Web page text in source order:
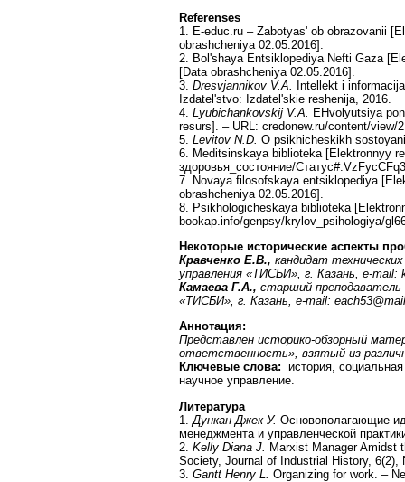
Referenses
1. E-educ.ru – Zabotyas' ob obrazovanii
obrashcheniya 02.05.2016].
2. Bol'shaya Entsiklopediya Nefti Gaza
[Data obrashcheniya 02.05.2016].
3. Dresvjannikov V.A.
Intellekt i
Izdatel'stvo: Izdatel'skie reshenija, 2016.
4. Lyubichankovskij V.А
EHvolyutsiya
resurs]. – URL: credonew.ru/content/view/
5. Levitov N.D. O psikhicheskikh
6. Meditsinskaya biblioteka [Elektronnyy
здоровья_состояние/
7. Novaya filosofskaya entsiklopediya
obrashcheniya 02.05.2016].
8. Psikhologicheskaya biblioteka
bookap.info/genpsy/krylov_psihologiya/
Некоторые исторические аспекты
Кравченко Е.В., кандидат
управления «ТИСБИ», г. Казань, e-mail:
Камаева Г.А., старший
«ТИСБИ», г. Казань, e-mail:
Аннотация:
Представлен историко-обзорный
ответственность», взятый из
Ключевые слова: история,
научное управление.
Литература
1. Дункан Джек У. Основополагающие
менеджмента и управленческой
2. Kelly Diana J.
Marxist Manager Amidst
Society, Journal of Industrial History,
3. Gantt Henry L.
Organizing for work. –